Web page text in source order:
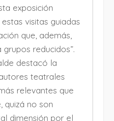
exposición
visitas guiadas
que, además,
reducidos”.
destacó la
teatrales
relevantes que
quizá no son
dimensión por el